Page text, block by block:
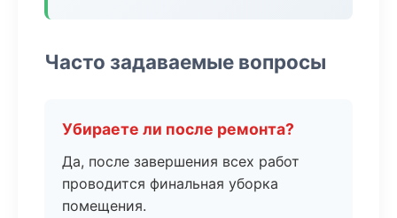
Часто задаваемые вопросы
Убираете ли после ремонта?
Да, после завершения всех работ
проводится финальная уборка
помещения.